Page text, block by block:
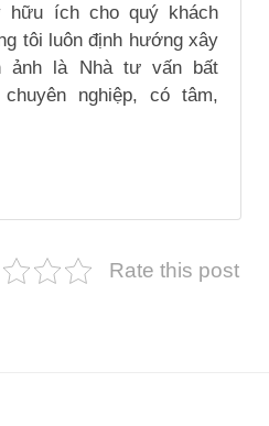
ích cho quý khách
tôi luôn định hướng xây
ảnh là Nhà tư vấn bất
nghiệp, có tâm,
Rate this post